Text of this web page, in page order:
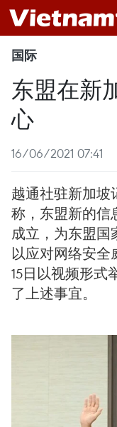
国际
东盟在新
心
16/06/2021 07:41
越通社驻新加坡
称，东盟新的信
成立，为东盟国
以应对网络安全
15日以视频形式
了上述事宜。